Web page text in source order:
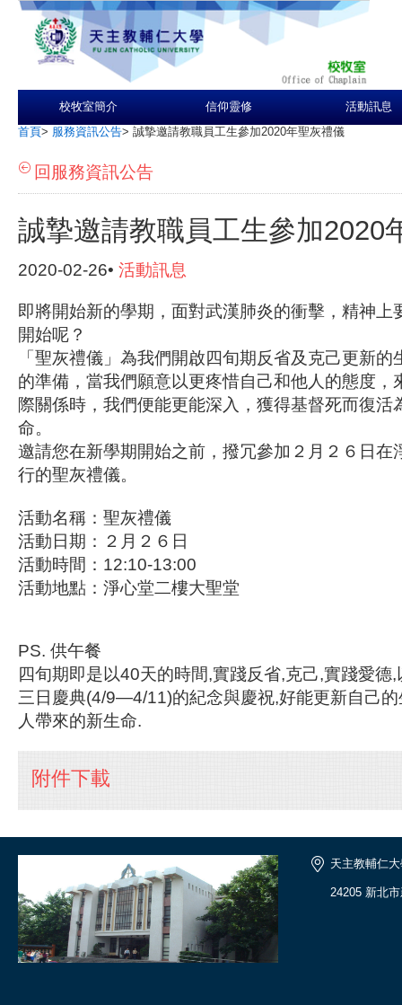
校牧室簡介 信仰靈修 活動訊息
首頁> 服務資訊公告> 誠摯邀請教職員工生參加2020年聖灰禮儀
回服務資訊公告
誠摯邀請教職員工生參加2020
2020-02-26• 活動訊息
即將開始新的學期，面對武漢肺炎的衝擊，精神上
開始呢？
「聖灰禮儀」為我們開啟四旬期反省及克己更新
的準備，當我們願意以更疼惜自己和他人的態度，
際關係時，我們便能更能深入，獲得基督死而復活
命。
邀請您在新學期開始之前，撥冗參加２月２６日在
行的聖灰禮儀。
活動名稱：聖灰禮儀
活動日期：２月２６日
活動時間：12:10-13:00
活動地點：淨心堂二樓大聖堂
PS. 供午餐
四旬期即是以40天的時間,實踐反省,克己,實踐愛德
三日慶典(4/9—4/11)的紀念與慶祝,好能更新自己
人帶來的新生命.
附件下載
天主教輔仁
24205 新北